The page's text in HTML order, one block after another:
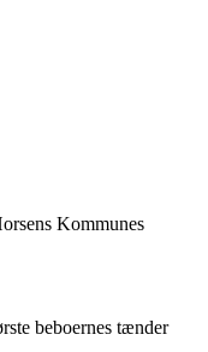
Kommunes
beboernes tænder